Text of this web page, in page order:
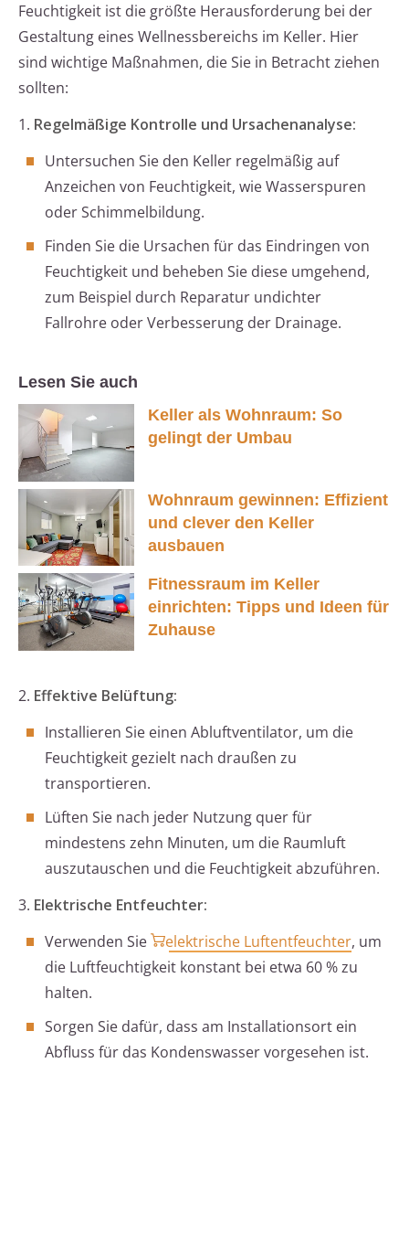
Feuchtigkeit ist die größte Herausforderung bei der
Gestaltung eines Wellnessbereichs im Keller. Hier
sind wichtige Maßnahmen, die Sie in Betracht ziehen
sollten:
1. Regelmäßige Kontrolle und Ursachenanalyse:
Untersuchen Sie den Keller regelmäßig auf
Anzeichen von Feuchtigkeit, wie Wasserspuren
oder Schimmelbildung.
Finden Sie die Ursachen für das Eindringen von
Feuchtigkeit und beheben Sie diese umgehend,
zum Beispiel durch Reparatur undichter
Fallrohre oder Verbesserung der Drainage.
Lesen Sie auch
Keller als Wohnraum: So
gelingt der Umbau
Wohnraum gewinnen: Effizient
und clever den Keller
ausbauen
Fitnessraum im Keller
einrichten: Tipps und Ideen für
Zuhause
2. Effektive Belüftung:
Installieren Sie einen Abluftventilator, um die
Feuchtigkeit gezielt nach draußen zu
transportieren.
Lüften Sie nach jeder Nutzung quer für
mindestens zehn Minuten, um die Raumluft
auszutauschen und die Feuchtigkeit abzuführen.
3. Elektrische Entfeuchter:
Verwenden Sie
elektrische Luftentfeuchter, um
die Luftfeuchtigkeit konstant bei etwa 60 % zu
halten.
Sorgen Sie dafür, dass am Installationsort ein
Abfluss für das Kondenswasser vorgesehen ist.